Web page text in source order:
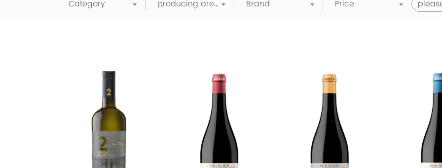
Category producing area Brand Price